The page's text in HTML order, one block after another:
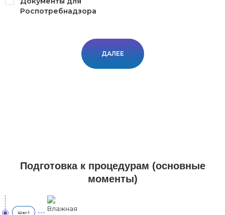
Роспотребнадзора
ДАЛЕЕ
Подготовка к процедурам (основные
моменты)
Шаг 1